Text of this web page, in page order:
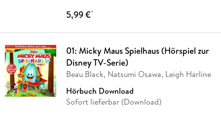
5,99 €*
01: Micky Maus Spielhaus (Hörspiel zur
Disney TV-Serie)
Beau Black, Natsumi Osawa, Leigh Harline
Hörbuch Download
Sofort lieferbar (Download)